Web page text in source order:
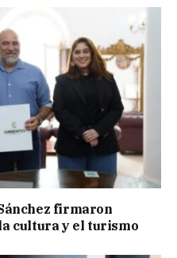
firmaron
cultura y el turismo